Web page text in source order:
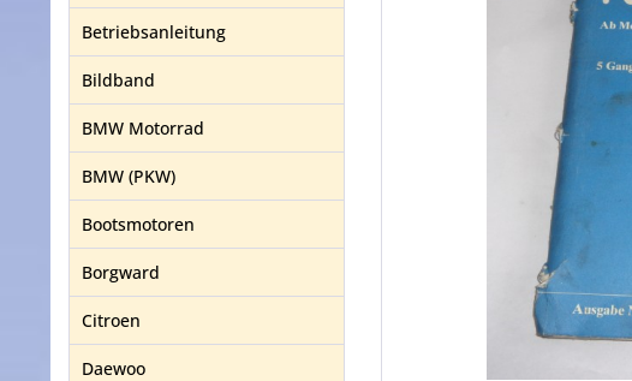
Betriebsanleitung
Bildband
BMW Motorrad
BMW (PKW)
Bootsmotoren
Borgward
Citroen
Daewoo